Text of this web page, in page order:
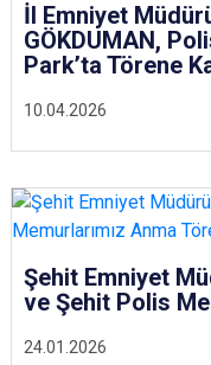
10.04.2026
İl Emniyet
GÖKDUMAN,
Park’ta Törene
24.01.2026
Şehit Emniyet
ve Şehit Polis